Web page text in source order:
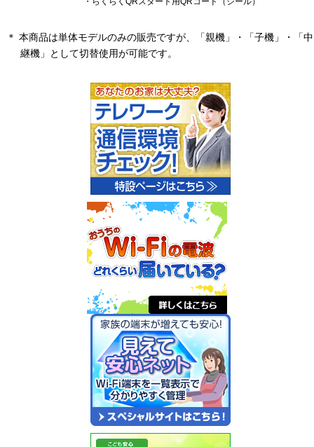
＊ 本商品は単体モデルのみの販売ですが、「親機」・「子機」・「中
継機」として切替使用が可能です。